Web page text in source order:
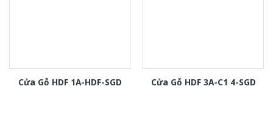
Cửa Gỗ HDF 1A-HDF-SGD Cửa Gỗ HDF 3A-C1 4-SGD